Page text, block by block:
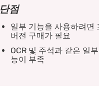
단점
일부 기능을 사용하려면
버전 구매가 필요
OCR 및 주석과 같은 일
능이 부족